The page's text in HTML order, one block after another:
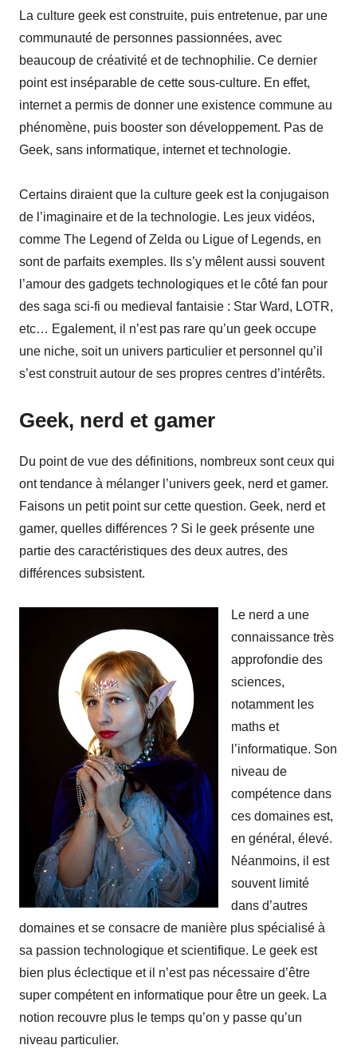
La culture geek est construite, puis entretenue, par une
communauté de personnes passionnées, avec
beaucoup de créativité et de technophilie. Ce dernier
point est inséparable de cette sous-culture. En effet,
internet a permis de donner une existence commune au
phénomène, puis booster son développement. Pas de
Geek, sans informatique, internet et technologie.
Certains diraient que la culture geek est la conjugaison
de l’imaginaire et de la technologie. Les jeux vidéos,
comme The Legend of Zelda ou Ligue of Legends, en
sont de parfaits exemples. Ils s’y mêlent aussi souvent
l’amour des gadgets technologiques et le côté fan pour
des saga sci-fi ou medieval fantaisie : Star Ward, LOTR,
etc… Egalement, il n’est pas rare qu’un geek occupe
une niche, soit un univers particulier et personnel qu’il
s’est construit autour de ses propres centres d’intérêts.
Geek, nerd et gamer
Du point de vue des définitions, nombreux sont ceux qui
ont tendance à mélanger l’univers geek, nerd et gamer.
Faisons un petit point sur cette question. Geek, nerd et
gamer, quelles différences ? Si le geek présente une
partie des caractéristiques des deux autres, des
différences subsistent.
Le nerd a une
connaissance très
approfondie des
sciences,
notamment les
maths et
l’informatique. Son
niveau de
compétence dans
ces domaines est,
en général, élevé.
Néanmoins, il est
souvent limité
dans d’autres
domaines et se consacre de manière plus spécialisé à
sa passion technologique et scientifique. Le geek est
bien plus éclectique et il n’est pas nécessaire d’être
super compétent en informatique pour être un geek. La
notion recouvre plus le temps qu’on y passe qu’un
niveau particulier.